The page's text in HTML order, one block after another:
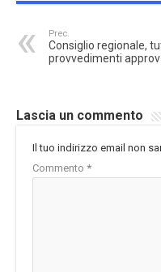
Prec.
Consiglio regionale,
provvedimenti
Lascia un commento
Il tuo indirizzo email non
Commento *